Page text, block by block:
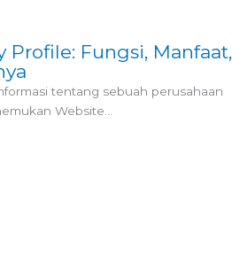
Profile: Fungsi, Manfaat,
tentang sebuah perusahaan
Website...